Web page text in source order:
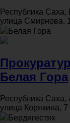
Республика Саха,
улица Смирнова,
Белая Гора
Белая Гора
Республика Саха,
улица Корякина, 7
Бердигестях